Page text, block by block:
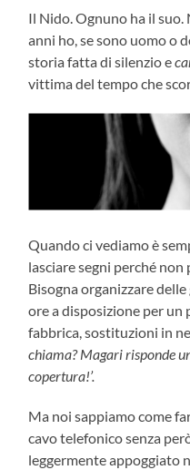
Il Nido. Ognuno ha il
anni ho, se sono uomo o
storia fatta di silenzio e
vittima del tempo che
Quando ci vediamo è
lasciare segni perché
Bisogna organizzare
ore a disposizione per un
fabbrica, sostituzioni in
chiama? Magari risponde
copertura!’.
Ma noi sappiamo come
cavo telefonico senza
leggermente appoggiato